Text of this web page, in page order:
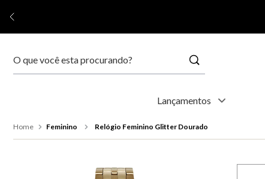
Lançamentos
Feminino Relógio Feminino Glitter Dourado
1 º relógio feminino